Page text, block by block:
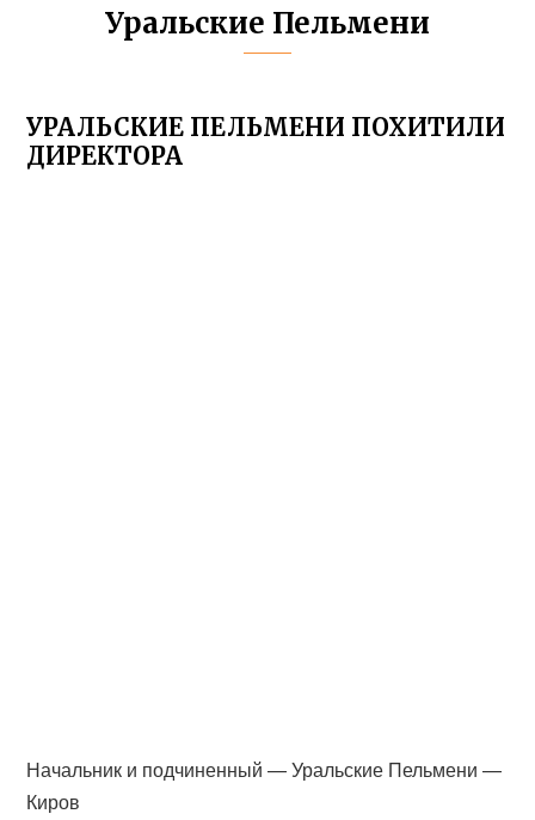
Уральские Пельмени
УРАЛЬСКИЕ ПЕЛЬМЕНИ ПОХИТИЛИ
ДИРЕКТОРА
Начальник и подчиненный — Уральские Пельмени —
Киров